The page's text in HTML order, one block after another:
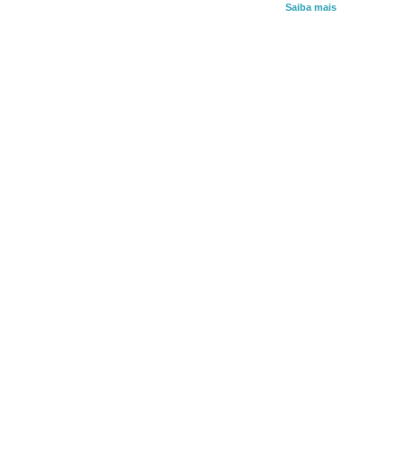
Saiba mais